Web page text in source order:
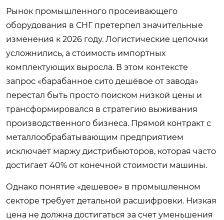
Рынок промышленного просеивающего
оборудования в СНГ претерпел значительные
изменения к 2026 году. Логистические цепочки
усложнились, а стоимость импортных
комплектующих выросла. В этом контексте
запрос «барабанное сито дешёвое от завода»
перестал быть просто поиском низкой цены и
трансформировался в стратегию выживания
производственного бизнеса. Прямой контракт с
металлообрабатывающим предприятием
исключает маржу дистрибьюторов, которая часто
достигает 40% от конечной стоимости машины.
Однако понятие «дешевое» в промышленном
секторе требует детальной расшифровки. Низкая
цена не должна достигаться за счет уменьшения